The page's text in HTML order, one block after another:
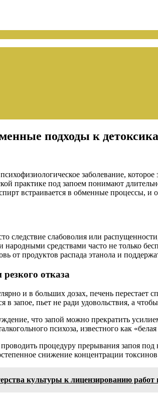
подходы к
заболевание,
практике под запоем понимают
встраивается в обменные процессы,
следствие слабоволия или
средствами часто не только
от продуктов распада этанола и
отказа
и в больших дозах, печень
в запое, пьет не ради удовольствия, а
что запой можно прекратить
психоза, известного как
процедуру прерывания запоя
снижение концентрации
культуры к лицензированию работ